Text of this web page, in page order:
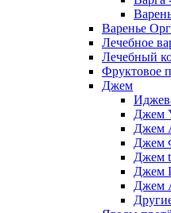
Варенье
Лечебное
Лечебный
Фруктовое
Джем
Джем
Джем
Джем
Джем
Джем
Джем